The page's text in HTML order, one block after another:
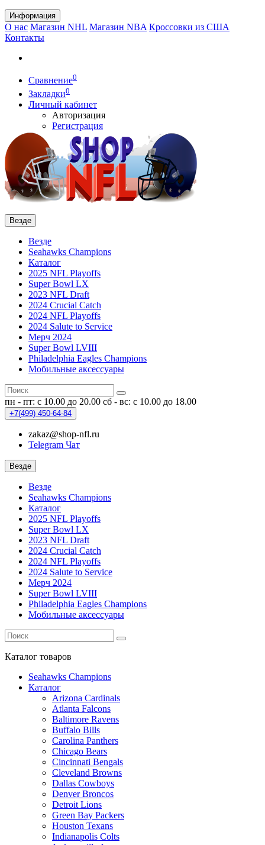
Информация
О нас Магазин NHL Магазин NBA Кроссовки из США
Контакты
Сравнение0
Закладки0
Личный кабинет
Авторизация
Регистрация
Везде
Везде
Seahawks Champions
Каталог
2025 NFL Playoffs
Super Bowl LX
2023 NFL Draft
2024 Crucial Catch
2024 NFL Playoffs
2024 Salute to Service
Мерч 2024
Super Bowl LVIII
Philadelphia Eagles Champions
Мобильные аксессуары
пн - пт: с 10.00 до 20.00 сб - вс: с 10.00 до 18.00
+7(499) 450-64-84
zakaz@shop-nfl.ru
Telegram Чат
Везде
Везде
Seahawks Champions
Каталог
2025 NFL Playoffs
Super Bowl LX
2023 NFL Draft
2024 Crucial Catch
2024 NFL Playoffs
2024 Salute to Service
Мерч 2024
Super Bowl LVIII
Philadelphia Eagles Champions
Мобильные аксессуары
Каталог товаров
Seahawks Champions
Каталог
Arizona Cardinals
Atlanta Falcons
Baltimore Ravens
Buffalo Bills
Carolina Panthers
Chicago Bears
Cincinnati Bengals
Cleveland Browns
Dallas Cowboys
Denver Broncos
Detroit Lions
Green Bay Packers
Houston Texans
Indianapolis Colts